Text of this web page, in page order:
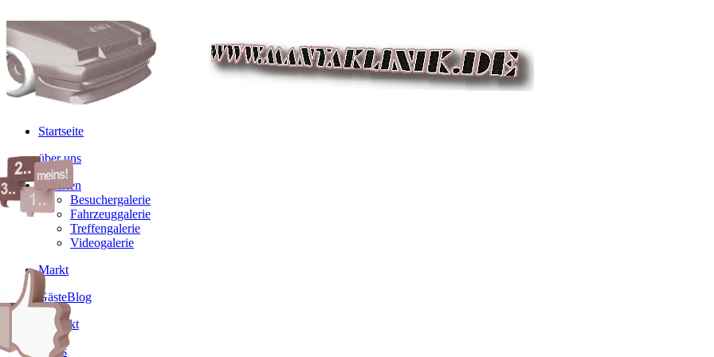
Startseite
über uns
Galerien
Besuchergalerie
Fahrzeuggalerie
Treffengalerie
Videogalerie
Markt
GästeBlog
Kontakt
Links